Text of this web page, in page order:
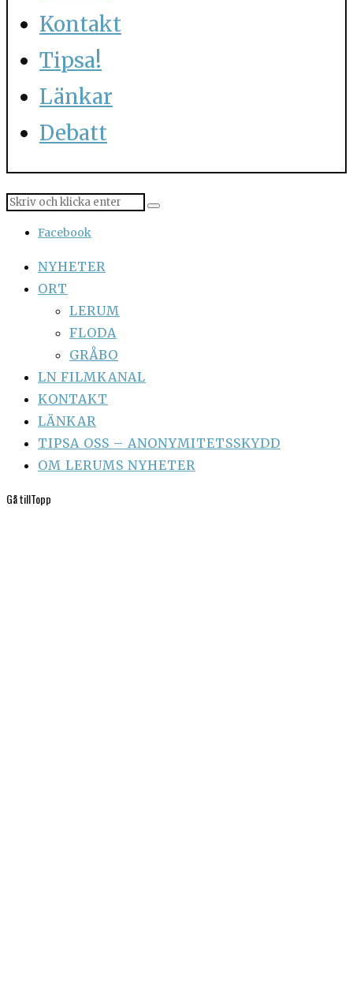
Kontakt
Tipsa!
Länkar
Debatt
Facebook
NYHETER
ORT
LERUM
FLODA
GRÅBO
LN FILMKANAL
KONTAKT
LÄNKAR
TIPSA OSS – ANONYMITETSSKYDD
OM LERUMS NYHETER
Gå tillTopp